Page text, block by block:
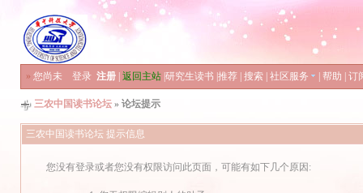
» 您尚未 登录 注册 返回主站 研究生读书 推荐 搜索 社区服务 帮助 订
三农中国读书论坛 » 论坛提示
三农中国读书论坛 提示信息
您没有登录或者您没有权限访问此页面，可能有如下几个原因: